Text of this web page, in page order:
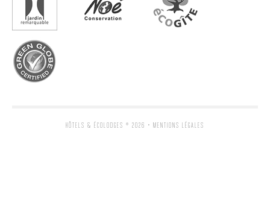
HÔTELS & ÉCOLODGES ® 2026 • MENTIONS LÉGALES